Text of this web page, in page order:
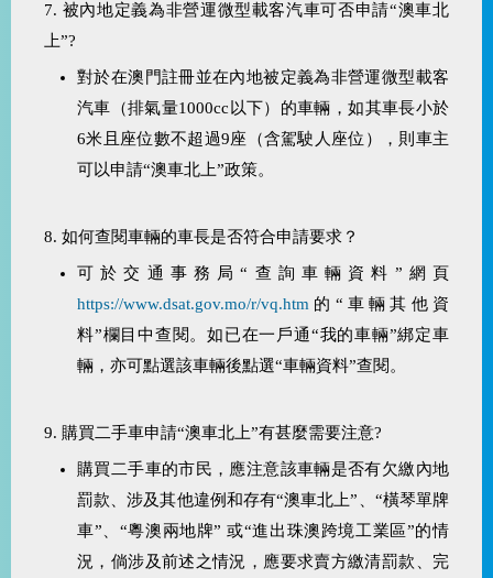
7. 被內地定義為非營運微型載客汽車可否申請“澳車北
上”?
對於在澳門註冊並在內地被定義為非營運微型載客
汽車（排氣量1000cc以下）的車輛，如其車長小於
6米且座位數不超過9座（含駕駛人座位），則車主
可以申請“澳車北上”政策。
8. 如何查閱車輛的車長是否符合申請要求？
可於交通事務局“查詢車輛資料”網頁
https://www.dsat.gov.mo/r/vq.htm 的“車輛其他資
料”欄目中查閱。如已在一戶通“我的車輛”綁定車
輛，亦可點選該車輛後點選“車輛資料”查閱。
9. 購買二手車申請“澳車北上”有甚麼需要注意?
購買二手車的市民，應注意該車輛是否有欠繳內地
罰款、涉及其他違例和存有“澳車北上”、“橫琴單牌
車”、“粵澳兩地牌” 或“進出珠澳跨境工業區”的情
況，倘涉及前述之情況，應要求賣方繳清罰款、完